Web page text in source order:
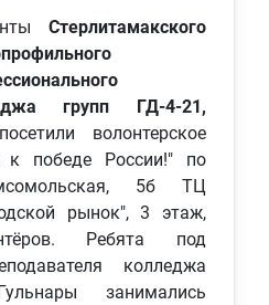
Стерлитамакского
групп ГД-4-21,
волонтерское
к победе России!" по
5б ТЦ
рынок", 3 этаж,
Ребята под
колледжа
занимались